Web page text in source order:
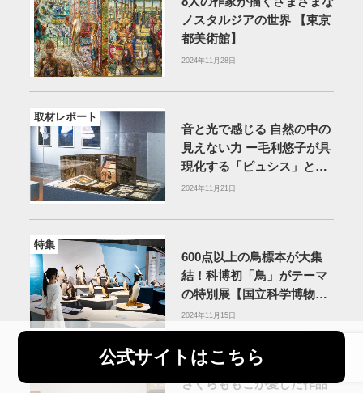
公式サイトはこちら
ノスタルジアの世界 【東京
都美術館】
2024年11月28日
取材レポート
音と光で感じる 自然の中の
見えない力 ー毛利悠子が具
現化する「ピュシス」と
は？【アーティゾン美術
2024年11月21日
特集
600点以上の鳥標本が大集
結！科博初「鳥」がテーマ
の特別展【国立科学博物
館】
2024年11月15日
さくらももこが愛した作品